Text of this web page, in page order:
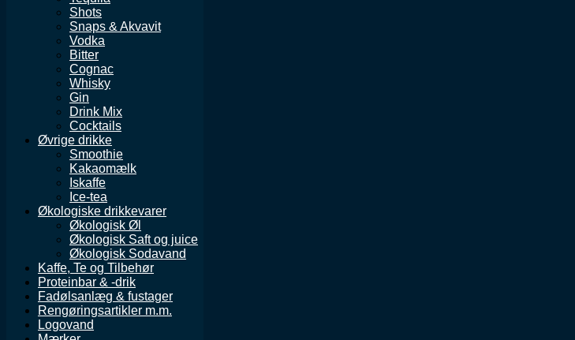
Shots
Snaps & Akvavit
Vodka
Bitter
Cognac
Whisky
Gin
Drink Mix
Cocktails
Øvrige drikke
Smoothie
Kakaomælk
Iskaffe
Ice-tea
Økologiske drikkevarer
Økologisk Øl
Økologisk Saft og juice
Økologisk Sodavand
Kaffe, Te og Tilbehør
Proteinbar & -drik
Fadølsanlæg & fustager
Rengøringsartikler m.m.
Logovand